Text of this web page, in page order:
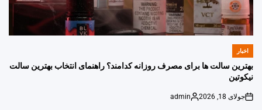
POSTED
اخبار
بهترین سالت ها برای مصرف روزانه کدامند؟ راهنمای انتخاب بهترین سالت
نیکوتین
on
جولای 18, 2026
Posted
admin